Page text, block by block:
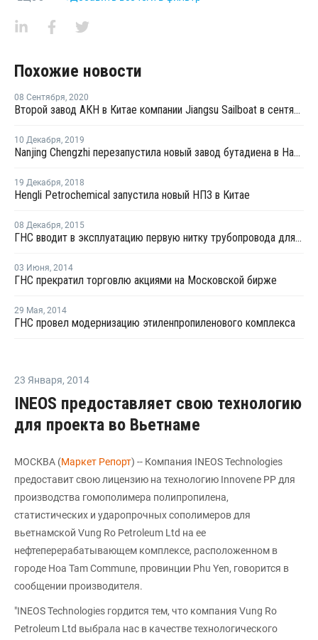
Похожие новости
08 Сентября, 2020
Второй завод АКН в Китае компании Jiangsu Sailboat в сентябре продолжает работать с 50% загрузкой
10 Декабря, 2019
Nanjing Chengzhi перезапустила новый завод бутадиена в Нанкине после внепланового ремонта
19 Декабря, 2018
Hengli Petrochemical запустила новый НПЗ в Китае
08 Декабря, 2015
ГНС вводит в эксплуатацию первую нитку трубопровода для подачи пара на завод "Мономер"
03 Июня, 2014
ГНС прекратил торговлю акциями на Московской бирже
29 Мая, 2014
ГНС провел модернизацию этиленпропиленового комплекса
23 Января, 2014
INEOS предоставляет свою технологию
для проекта во Вьетнаме
МОСКВА (Маркет Репорт) -- Компания INEOS Technologies
предоставит свою лицензию на технологию Innovene PP для
производства гомополимера полипропилена,
статистических и ударопрочных сополимеров для
вьетнамской Vung Ro Petroleum Ltd на ее
нефтеперерабатывающем комплексе, расположенном в
городе Hoa Tam Commune, провинции Phu Yen, говорится в
сообщении производителя.
"INEOS Technologies гордится тем, что компания Vung Ro
Petroleum Ltd выбрала нас в качестве технологического